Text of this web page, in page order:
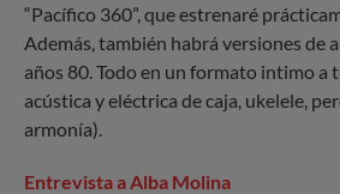
“Pacífico 360”, que estrenaré
Además, también habrá versiones de
años 80. Todo en un formato intimo a
acústica y eléctrica de caja, ukelele,
armonía).
Entrevista a Alba Molina